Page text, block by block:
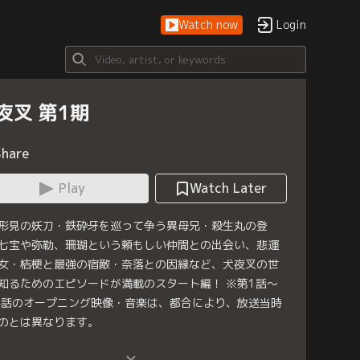
Watch now Login
叉 第1期
Play
Watch Later
見の妖刀・鉄砕牙を巡って争う異母兄・殺生丸の登
宝や弥勒、珊瑚という頼もしい仲間との出会い、悲運
・桔梗と最強の宿敵・奈落との因縁など、犬夜叉の世
るためのエピソードが満載のスタート編！ ※第1話～
のオープニング映像・音楽は、都合により、放送当時
とは異なります。